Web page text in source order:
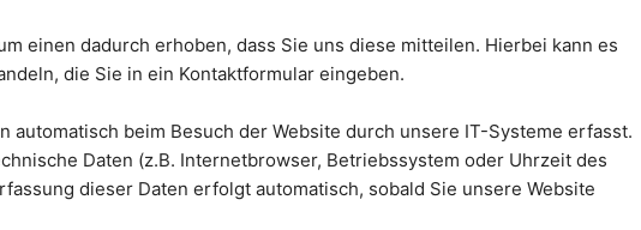
einen dadurch erhoben, dass Sie uns diese mitteilen. Hierbei kann es
die Sie in ein Kontaktformular eingeben.
automatisch beim Besuch der Website durch unsere IT-Systeme erfasst.
Daten (z.B. Internetbrowser, Betriebssystem oder Uhrzeit des
dieser Daten erfolgt automatisch, sobald Sie unsere Website